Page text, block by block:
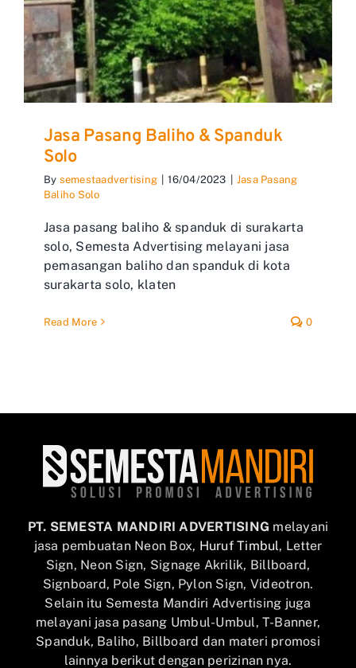
Jasa Pasang Baliho & Spanduk
Solo
By semestaadvertising 16/04/2023
Jasa Pasang
Baliho Solo
Jasa pasang baliho & spanduk di surakarta
solo, Semesta Advertising melayani jasa
pemasangan baliho dan spanduk di kota
surakarta solo, klaten
Read More 0
PT. SEMESTA MANDIRI ADVERTISING melayani
jasa pembuatan Neon Box, Huruf Timbul, Letter
Sign, Neon Sign, Signage Akrilik, Billboard,
Signboard, Pole Sign, Pylon Sign, Videotron.
Selain itu Semesta Mandiri Advertising juga
melayani jasa pasang Umbul-Umbul, T-Banner,
Spanduk, Baliho, Billboard dan materi promosi
lainnya berikut dengan perizinan nya.